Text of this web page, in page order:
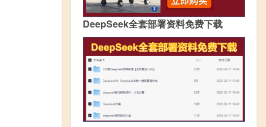
DeepSeek全套部署资料免费下载